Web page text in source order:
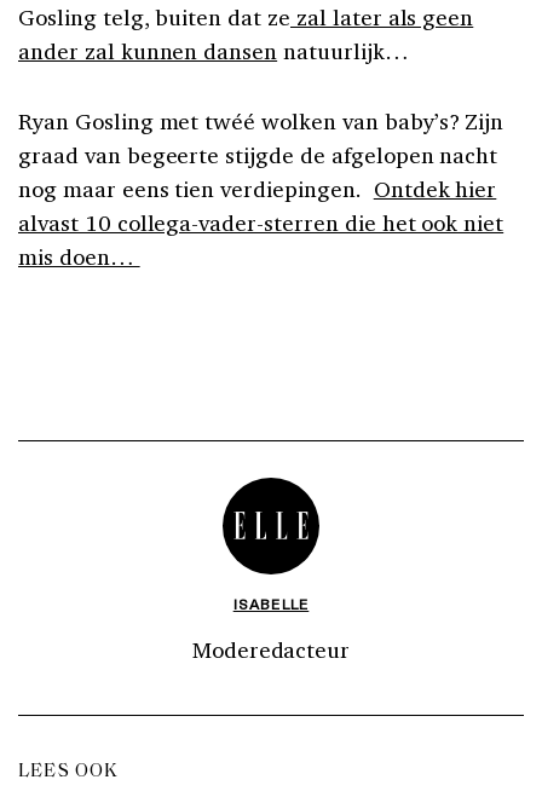
Gosling telg, buiten dat ze zal later als geen
ander zal kunnen dansen natuurlijk…
Ryan Gosling met twéé wolken van baby’s? Zijn
graad van begeerte stijgde de afgelopen nacht
nog maar eens tien verdiepingen. Ontdek hier
alvast 10 collega-vader-sterren die het ook niet
mis doen…
ISABELLE
Moderedacteur
LEES OOK